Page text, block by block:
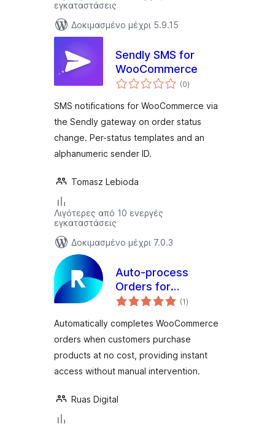
εγκαταστάσεις
Δοκιμασμένο μέχρι 5.9.15
Sendly SMS for
WooCommerce
(0αξιολογήσεις
σύνολο
)
SMS notifications for WooCommerce via
the Sendly gateway on order status
change. Per-status templates and an
alphanumeric sender ID.
Tomasz Lebioda
Λιγότερες από 10 ενεργές
εγκαταστάσεις
Δοκιμασμένο μέχρι 7.0.3
Auto-process
Orders for
WooCommerce
(1αξιολογήσεις
σύνολο
)
Automatically completes WooCommerce
orders when customers purchase
products at no cost, providing instant
access without manual intervention.
Ruas Digital